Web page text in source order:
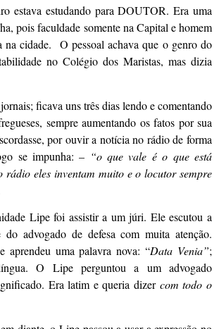
estava estudando para DOUTOR. Era uma
pois faculdade somente na Capital e homem
na cidade. O pessoal achava que o genro do
no Colégio dos Maristas, mas dizia
ficava uns três dias lendo e comentando
sempre aumentando os fatos por sua
por ouvir a notícia no rádio de forma
se impunha: – “o que vale é o que está
eles inventam muito e o locutor sempre
Lipe foi assistir a um júri. Ele escutou a
advogado de defesa com muita atenção.
aprendeu uma palavra nova: “Data Venia”;
O Lipe perguntou a um advogado
Era latim e queria dizer com todo o